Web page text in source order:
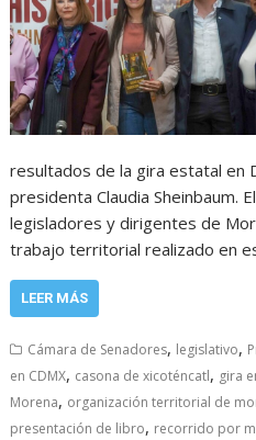
resultados de la gira estatal en
presidenta Claudia Sheinbaum.
legisladores y dirigentes de
trabajo territorial realizado en
LEER MÁS
Cámara de Senadores, legislativo,
en CDMX, casona de xicoténcatl, gira
Morena, organización territorial de
presentación de libro, recorrido por